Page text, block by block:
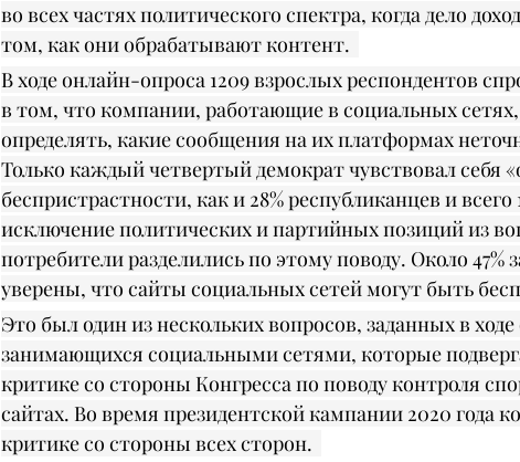
во всех частях политического спектра, когда дело
том, как они обрабатывают контент.
В ходе онлайн-опроса 1209 взрослых респондентов
в том, что компании, работающие в социальных
определять, какие сообщения на их платформах
Только каждый четвертый демократ чувствовал себя
беспристрастности, как и 28% республиканцев и
исключение политических и партийных позиций из
потребители разделились по этому поводу. Около 47%
уверены, что сайты социальных сетей могут быть
Это был один из нескольких вопросов, заданных в
занимающихся социальными сетями, которые
критике со стороны Конгресса по поводу контроля
сайтах. Во время президентской кампании 2020 года
критике со стороны всех сторон.